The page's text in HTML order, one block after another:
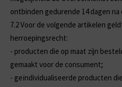
ontbinden gedurende 14 dagen
7.2Voor de volgende artikelen
herroepingsrecht:
- producten die op maat zijn
gemaakt voor de consument;
- geïndividualiseerde producten